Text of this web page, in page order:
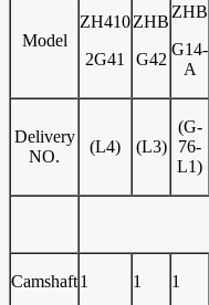
Model
ZH410
2G41
ZHB
G42
ZHB
G14-
A
Delivery
NO.
(L4) (L3)
(G-
76-
L1)
Camshaft1 1 1